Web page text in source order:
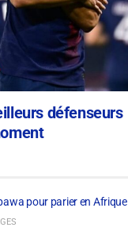
défenseurs
pour parier en Afrique